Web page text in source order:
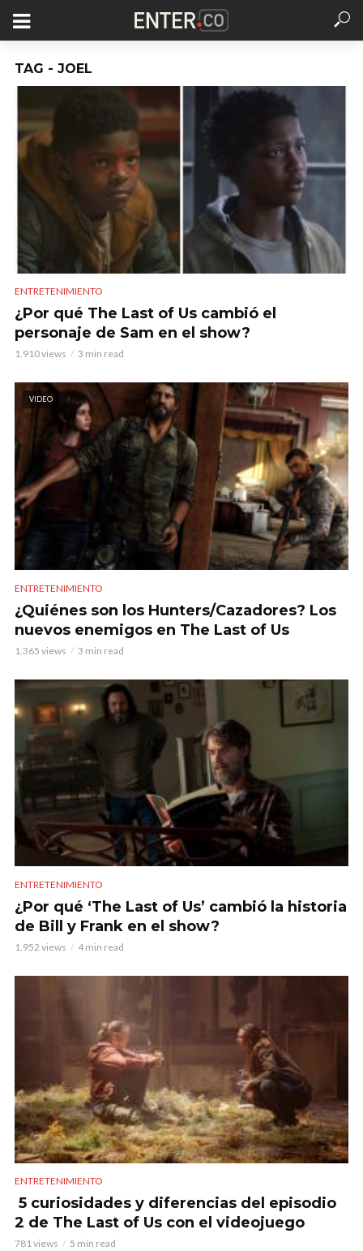
TAG - JOEL
ENTRETENIMIENTO
¿Por qué The Last of Us cambió el
personaje de Sam en el show?
1.910 views 3 min read
VIDEO
ENTRETENIMIENTO
¿Quiénes son los Hunters/Cazadores? Los
nuevos enemigos en The Last of Us
1.365 views 3 min read
ENTRETENIMIENTO
¿Por qué ‘The Last of Us’ cambió la historia
de Bill y Frank en el show?
1.952 views 4 min read
ENTRETENIMIENTO
5 curiosidades y diferencias del episodio
2 de The Last of Us con el videojuego
781 views 5 min read